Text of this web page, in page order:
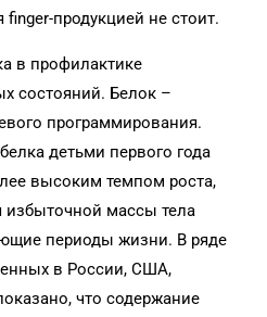
продукцией не стоит.
в профилактике
состояний. Белок –
программирования.
детьми первого года
высоким темпом роста,
массы тела
периоды жизни. В ряде
в России, США,
что содержание